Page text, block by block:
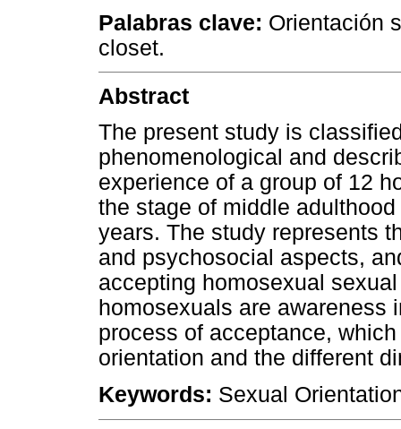
Palabras clave: Orientación
closet.
Abstract
The present study is
phenomenological and
experience of a group of 12
the stage of middle
years. The study represents
and psychosocial aspects,
accepting homosexual
homosexuals are awareness
process of acceptance,
orientation and the different
Keywords: Sexual